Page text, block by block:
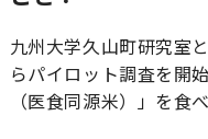
九州大学久山町研究室
らパイロット調査を開
（医食同源米）」を食